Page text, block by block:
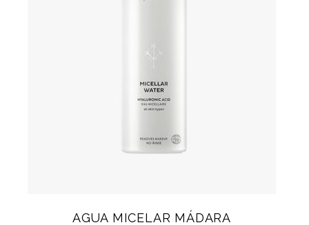
AGUA MICELAR MÁDARA